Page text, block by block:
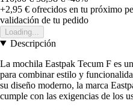
+2,95 € ofrecidos en tu próximo
validación de tu pedido
Loading...
Descripción
La mochila Eastpak Tecum F es
para combinar estilo y
su diseño moderno, la marca
cumple con las exigencias de los